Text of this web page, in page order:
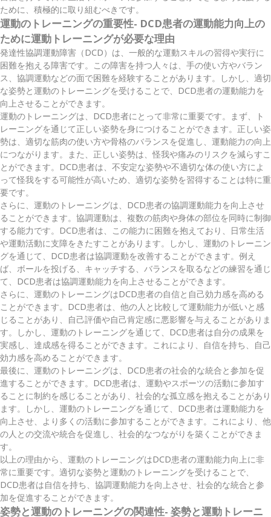
ために、積極的に取り組むべきです。
運動のトレーニングの重要性- DCD患者の運動能力向上の
ために運動トレーニングが必要な理由
発達性協調運動障害（DCD）は、一般的な運動スキルの習得や実行に
困難を抱える障害です。この障害を持つ人々は、手の使い方やバラン
ス、協調運動などの面で困難を経験することがあります。しかし、適切
な姿勢と運動のトレーニングを受けることで、DCD患者の運動能力を
向上させることができます。
運動のトレーニングは、DCD患者にとって非常に重要です。まず、ト
レーニングを通じて正しい姿勢を身につけることができます。正しい姿
勢は、適切な筋肉の使い方や骨格のバランスを促進し、運動能力の向上
につながります。また、正しい姿勢は、怪我や痛みのリスクを減らすこ
とができます。DCD患者は、不安定な姿勢や不適切な体の使い方によ
って怪我をする可能性が高いため、適切な姿勢を習得することは特に重
要です。
さらに、運動のトレーニングは、DCD患者の協調運動能力を向上させ
ることができます。協調運動は、複数の筋肉や身体の部位を同時に制御
する能力です。DCD患者は、この能力に困難を抱えており、日常生活
や運動活動に支障をきたすことがあります。しかし、運動のトレーニン
グを通じて、DCD患者は協調運動を改善することができます。例え
ば、ボールを投げる、キャッチする、バランスを取るなどの練習を通じ
て、DCD患者は協調運動能力を向上させることができます。
さらに、運動のトレーニングはDCD患者の自信と自己効力感を高める
ことができます。DCD患者は、他の人と比較して運動能力が低いと感
じることがあり、自己評価や自己肯定感に悪影響を与えることがありま
す。しかし、運動のトレーニングを通じて、DCD患者は自分の成果を
実感し、達成感を得ることができます。これにより、自信を持ち、自己
効力感を高めることができます。
最後に、運動のトレーニングは、DCD患者の社会的な統合と参加を促
進することができます。DCD患者は、運動やスポーツの活動に参加す
ることに制約を感じることがあり、社会的な孤立感を抱えることがあり
ます。しかし、運動のトレーニングを通じて、DCD患者は運動能力を
向上させ、より多くの活動に参加することができます。これにより、他
の人との交流や統合を促進し、社会的なつながりを築くことができま
す。
以上の理由から、運動のトレーニングはDCD患者の運動能力向上に非
常に重要です。適切な姿勢と運動のトレーニングを受けることで、
DCD患者は自信を持ち、協調運動能力を向上させ、社会的な統合と参
加を促進することができます。
姿勢と運動のトレーニングの関連性- 姿勢と運動トレーニ